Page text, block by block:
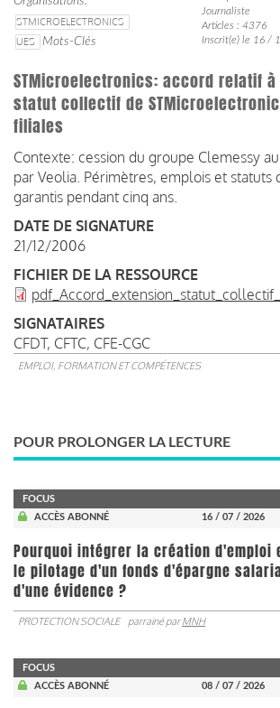
STMICROELECTRONICS
Mots-Clés
UES
Journaliste
Articles : 4376
Inscrit(e) le 16 /
STMicroelectronics: accord relatif
statut collectif de
filiales
Contexte: cession du groupe Clemessy
par Veolia. Périmètres, emplois et statuts
garantis pendant cinq ans.
DATE DE SIGNATURE
21/12/2006
FICHIER DE LA RESSOURCE
SIGNATAIRES
CFDT CFTC CFE-CGC
EMPLOI, FORMATION ET COMPÉTENCES
POUR PROLONGER LA LECTURE
FOCUS
ACCÈS ABONNÉ
16 / 07 / 2026
Pourquoi intégrer la création d'emploi
le pilotage d'un fonds d'épargne
d'une évidence ?
PROTECTION SOCIALE parrainé parMNH
FOCUS
ACCÈS ABONNÉ
08 / 07 / 2026